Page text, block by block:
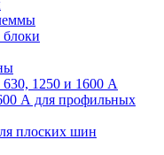
блоки
1250 и 1600 А
А для профильных
плоских шин